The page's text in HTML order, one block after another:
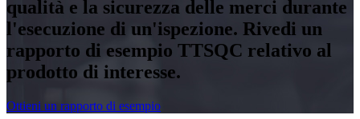
qualità e la sicurezza delle merci durante
l'esecuzione di un'ispezione. Rivedi un
rapporto di esempio TTSQC relativo al
prodotto di interesse.
Ottieni un rapporto di esempio